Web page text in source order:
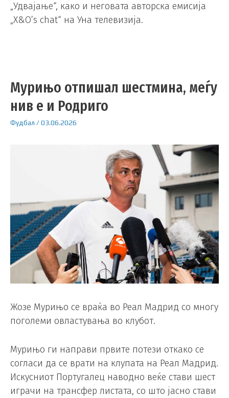
„Удвајање“, како и неговата авторска емисија
„X&O’s chat“ на Уна телевизија.
Мурињо отпишал шестмина, меѓу
нив е и Родриго
Фудбал /03.06.2026
Жозе Мурињо се враќа во Реал Мадрид со многу
поголеми овластувања во клубот.
Мурињо ги направи првите потези откако се
согласи да се врати на клупата на Реал Мадрид.
Искусниот Португалец наводно веќе стави шест
играчи на трансфер листата, со што јасно стави